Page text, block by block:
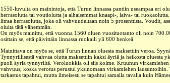
1550-luvulta on mainintoja, että Turun linnassa pantiin useampaa eri
herrasolutta tai voutiolutta ja alhaisemmat knaapi-, laiva- tai
litraa herrasolutta, joka oli vahvuudeltaan noin 5 prosenttista. Voudit,
oluita tätä vähemmän.
On myös mainittu, että vuonna 1560 oluen vuosituotanto oli noin
osittain se, että päivittäin linnassa ruokaili yli 600 henkeä.
Mainittava on myös se, että Turun linnan oluesta maksettiin veroa.
Tynnyrillisestä vahvaa olutta maksettiin kaksi äyriä ja heikosta oluesta
puoli äyriä tynnyriltä. Veroluokkia oli siis kolme. Kruunun virkamiehen
vahvuus, koska verotus perustui yksinomaan virkamiehen
tarkastus tapahtui, mutta ilmeisesti se tapahtui samalla tavalla kuin